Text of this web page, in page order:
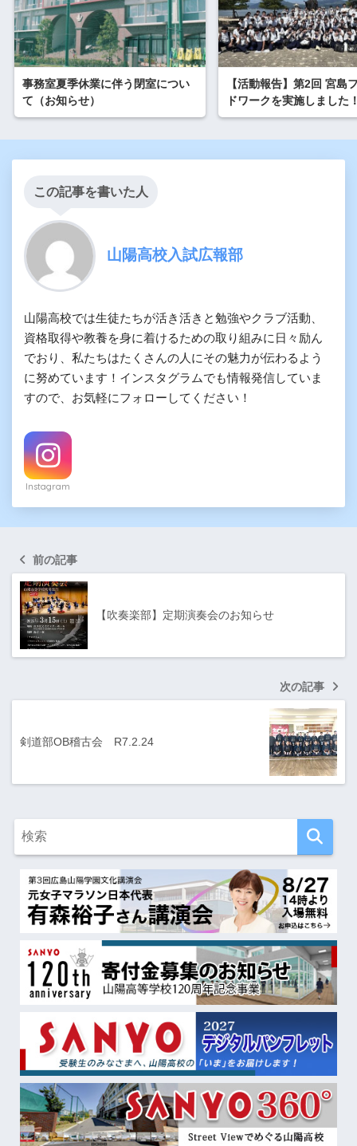
事務室夏季休業に伴う閉室につい
て（お知らせ）
【活動報告】第2回 宮島
ドワークを実施しました
この記事を書いた人
山陽高校入試広報部
山陽高校では生徒たちが活き活きと勉強やクラブ活動、
資格取得や教養を身に着けるための取り組みに日々励ん
でおり、私たちはたくさんの人にその魅力が伝わるよう
に努めています！インスタグラムでも情報発信していま
すので、お気軽にフォローしてください！
Instagram
前の記事
【吹奏楽部】定期演奏会のお知らせ
次の記事
剣道部OB稽古会 R7.2.24